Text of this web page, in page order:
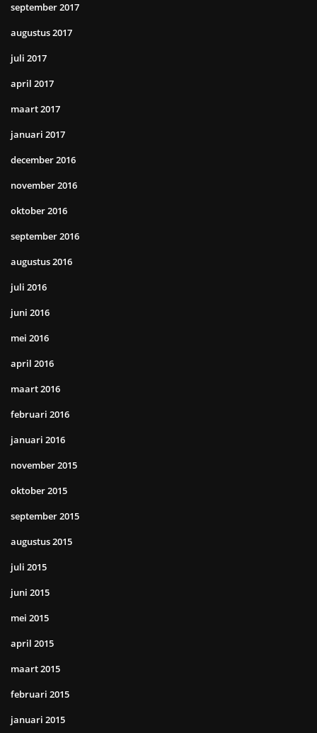
september 2017
augustus 2017
juli 2017
april 2017
maart 2017
januari 2017
december 2016
november 2016
oktober 2016
september 2016
augustus 2016
juli 2016
juni 2016
mei 2016
april 2016
maart 2016
februari 2016
januari 2016
november 2015
oktober 2015
september 2015
augustus 2015
juli 2015
juni 2015
mei 2015
april 2015
maart 2015
februari 2015
januari 2015